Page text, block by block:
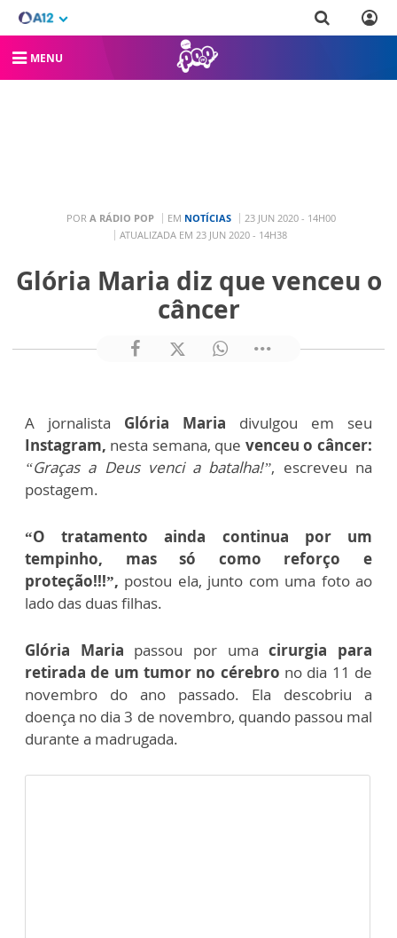
MENU
POR A RÁDIO POP EM NOTÍCIAS
23 JUN 2020 - 14H00
ATUALIZADA EM 23 JUN 2020 - 14H38
Glória Maria diz que venceu o
câncer
A jornalista Glória Maria divulgou em seu
Instagram, nesta semana, que venceu o câncer:
“Graças a Deus venci a batalha!”, escreveu na
postagem.
“O tratamento ainda continua por um
tempinho, mas só como reforço e
proteção!!!”, postou ela, junto com uma foto ao
lado das duas filhas.
Glória Maria passou por umacirurgia para
retirada de um tumor no cérebro no dia 11 de
novembro do ano passado. Ela descobriu a
doença no dia 3 de novembro, quando passou mal
durante a madrugada.